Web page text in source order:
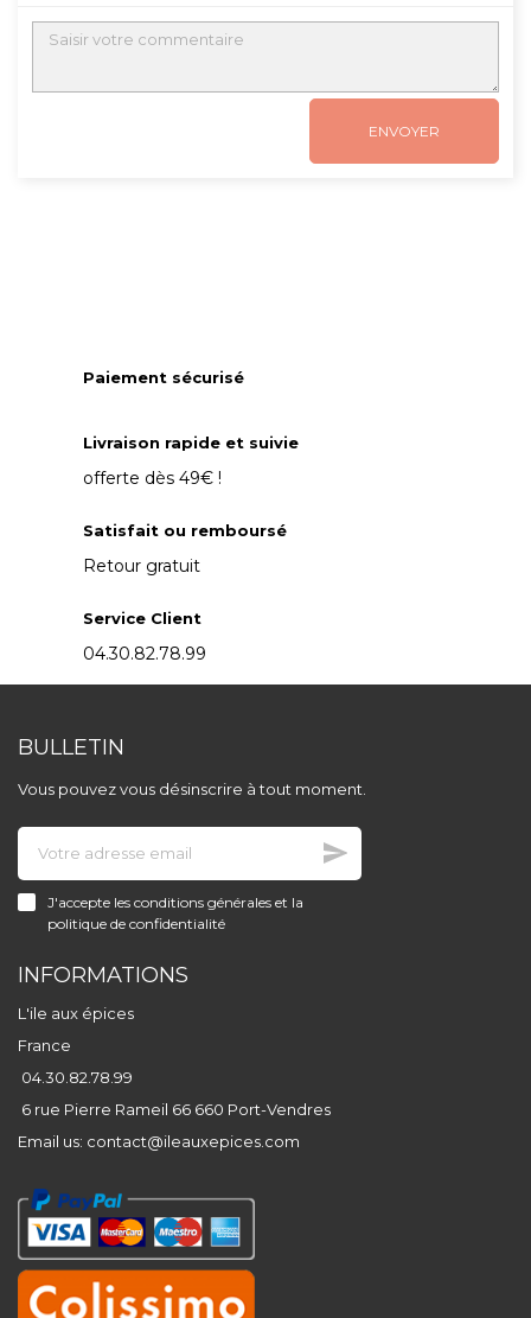
Paiement sécurisé
Livraison rapide et suivie
offerte dès 49€ !
Satisfait ou remboursé
Retour gratuit
Service Client
04.30.82.78.99
BULLETIN
Vous pouvez vous désinscrire à tout moment.
J'accepte les conditions générales et la
politique de confidentialité
INFORMATIONS
L'ile aux épices
France
04.30.82.78.99
6 rue Pierre Rameil 66 660 Port-Vendres
Email us: contact@ileauxepices.com